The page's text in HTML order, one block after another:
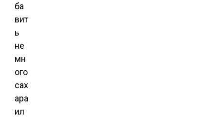
ба
вит
ь
не
мн
ого
сах
ара
ил